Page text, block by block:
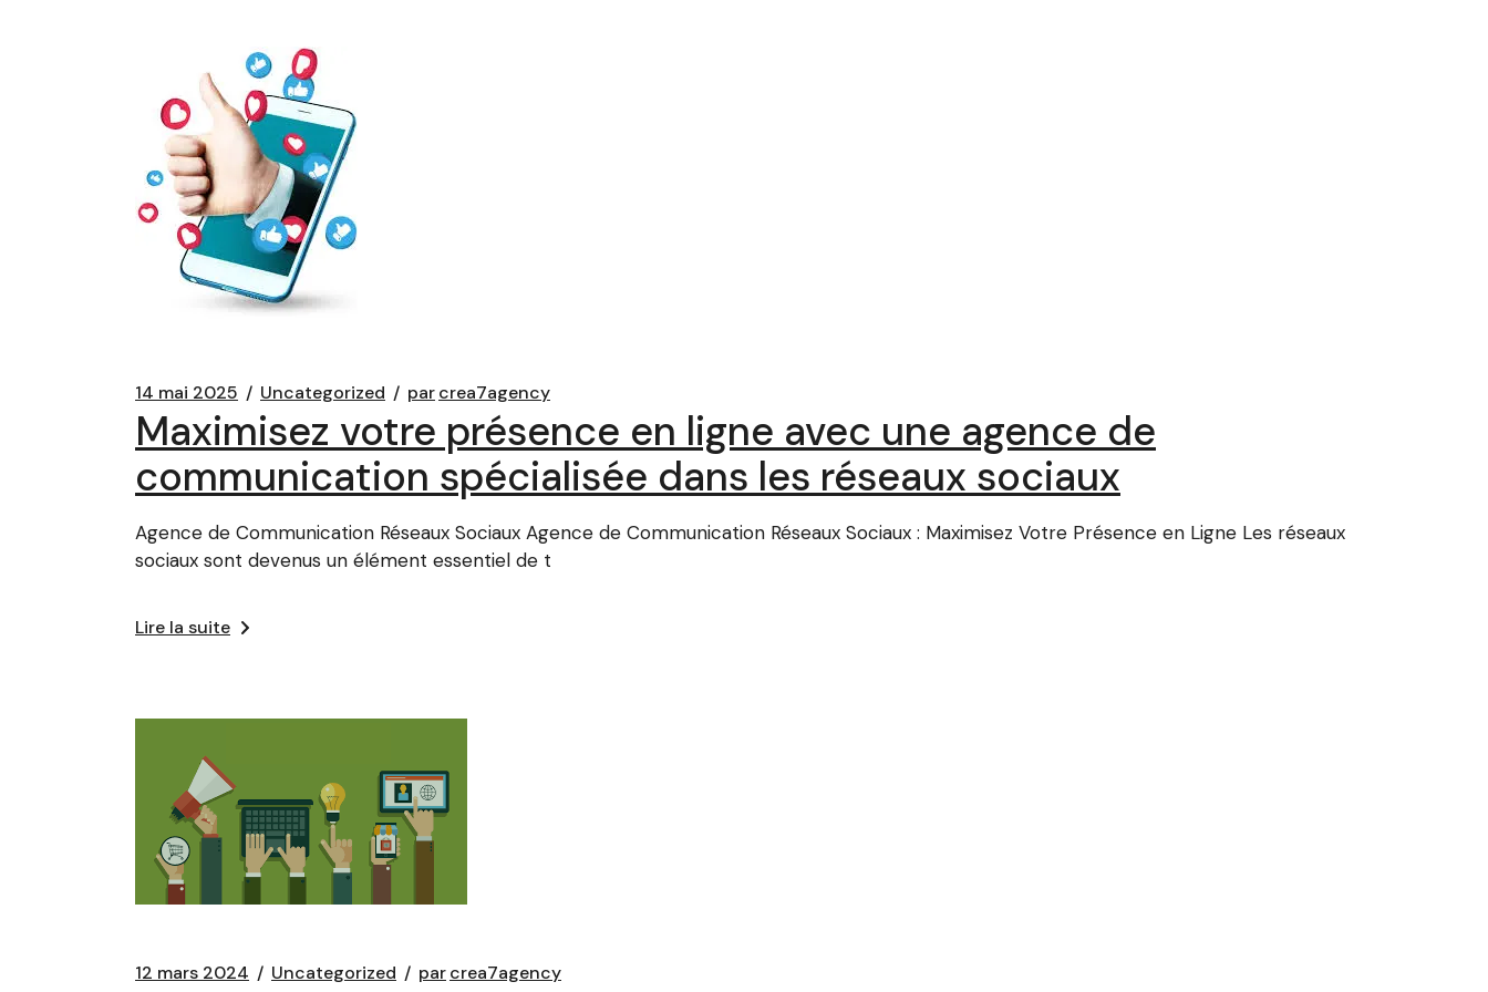
14 mai 2025 Uncategorized parcrea7agency
Maximisez votre présence en ligne avec une agence de
communication spécialisée dans les réseaux sociaux
Agence de Communication Réseaux Sociaux Agence de Communication Réseaux Sociaux : Maximisez Votre Présence en Ligne Les réseaux
sociaux sont devenus un élément essentiel de t
Lire la suite
12 mars 2024 Uncategorized parcrea7agency